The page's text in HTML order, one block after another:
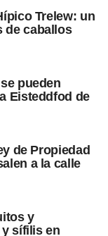
Trelew: un
de caballos
pueden
Eisteddfod de
de Propiedad
a la calle
y
sífilis en